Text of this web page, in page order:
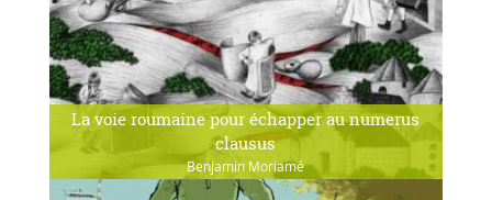
La voie roumaine pour échapper au numerus
clausus
Benjamin Moriamé